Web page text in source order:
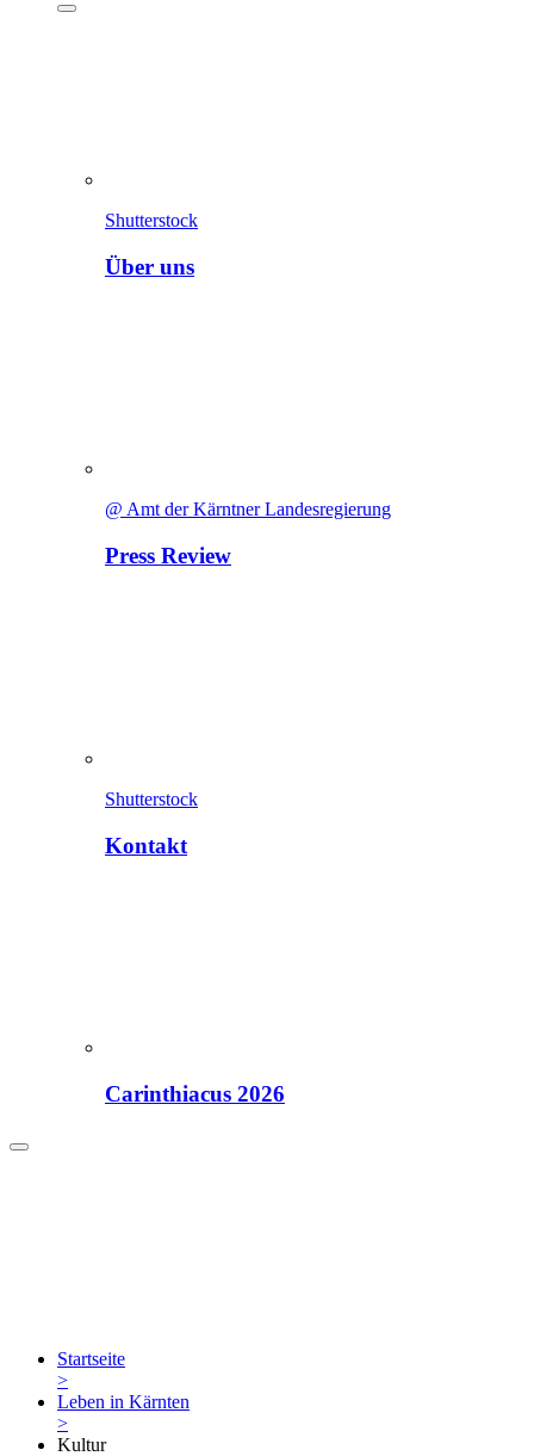
Shutterstock
Über uns
@ Amt der Kärntner Landesregierung
Press Review
Shutterstock
Kontakt
Carinthiacus 2026
Startseite
>
Leben in Kärnten
>
Kultur